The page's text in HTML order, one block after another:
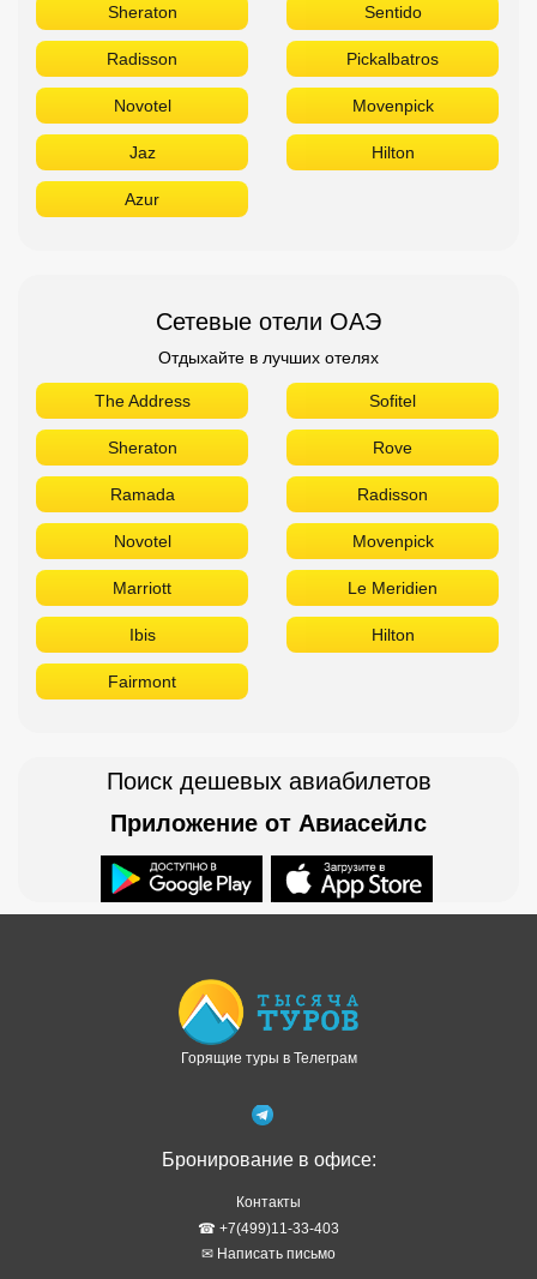
Sheraton Sentido
Radisson Pickalbatros
Novotel Movenpick
Jaz Hilton
Azur
Сетевые отели ОАЭ
Отдыхайте в лучших отелях
The Address Sofitel
Sheraton Rove
Ramada Radisson
Novotel Movenpick
Marriott Le Meridien
Ibis Hilton
Fairmont
Поиск дешевых авиабилетов
Приложение от Авиасейлс
Горящие туры в Телеграм
Бронирование в офисе:
Контакты
☎ +7(499)11-33-403
✉ Написать письмо